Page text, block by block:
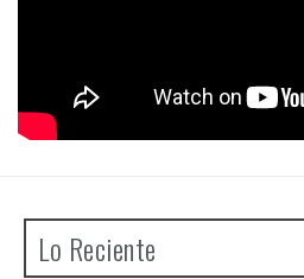
Lo Reciente